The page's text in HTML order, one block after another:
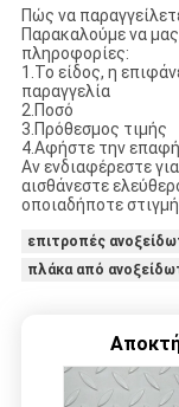
Πώς να
Παρακαλούμε να
πληροφορίες:
1.Το είδος, η
παραγγελία
2.Ποσό
3.Πρόθεσμος τιμής
4.Αφήστε την
Αν ενδιαφέρεστε
αισθάνεστε
οποιαδήποτε
επιτροπές
πλάκα από